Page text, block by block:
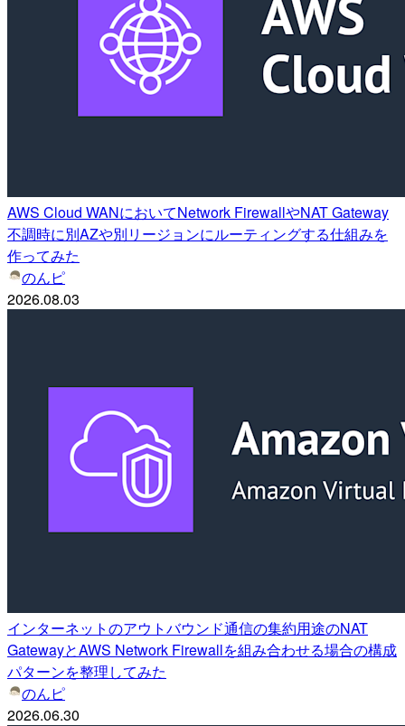
AWS Cloud WANにおいてNetwork FirewallやNAT Gateway
不調時に別AZや別リージョンにルーティングする仕組みを
作ってみた
のんピ
2026.08.03
インターネットのアウトバウンド通信の集約用途のNAT
GatewayとAWS Network Firewallを組み合わせる場合の構成
パターンを整理してみた
のんピ
2026.06.30